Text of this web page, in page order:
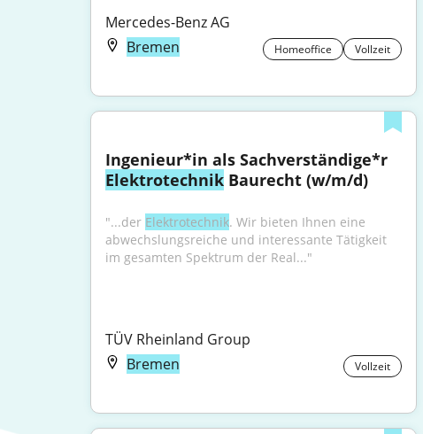
Mercedes-Benz AG
Bremen
Homeoffice Vollzeit
Elektrotechnik Baurecht (w/m/d)
"...der Elektrotechnik. Wir bieten Ihnen eine
abwechslungsreiche und interessante Tätigkeit
im gesamten Spektrum der Real..."
TÜV Rheinland Group
Bremen
Vollzeit